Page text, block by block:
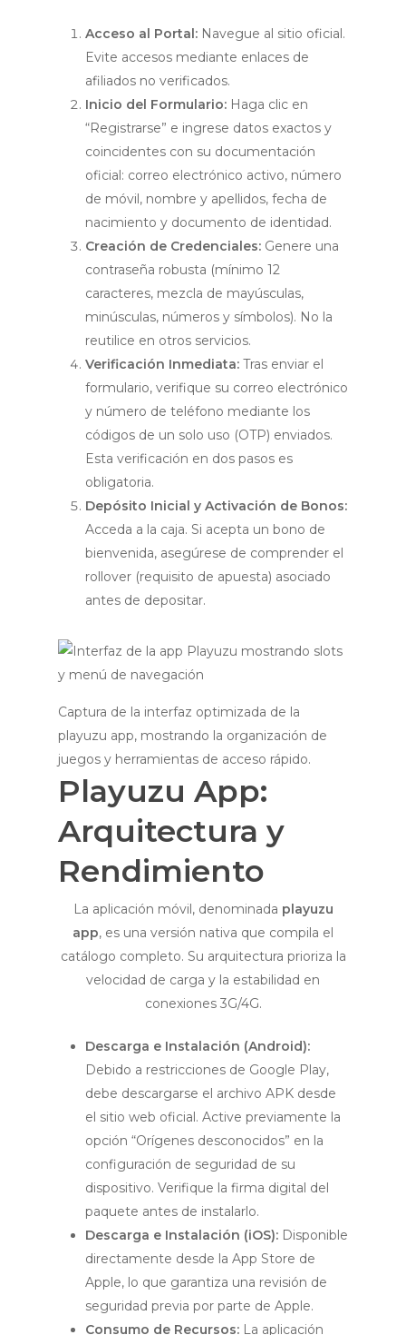
Acceso al Portal: Navegue al sitio oficial.
Evite accesos mediante enlaces de
afiliados no verificados.
Inicio del Formulario: Haga clic en
“Registrarse” e ingrese datos exactos y
coincidentes con su documentación
oficial: correo electrónico activo, número
de móvil, nombre y apellidos, fecha de
nacimiento y documento de identidad.
Creación de Credenciales: Genere una
contraseña robusta (mínimo 12
caracteres, mezcla de mayúsculas,
minúsculas, números y símbolos). No la
reutilice en otros servicios.
Verificación Inmediata: Tras enviar el
formulario, verifique su correo electrónico
y número de teléfono mediante los
códigos de un solo uso (OTP) enviados.
Esta verificación en dos pasos es
obligatoria.
Depósito Inicial y Activación de Bonos:
Acceda a la caja. Si acepta un bono de
bienvenida, asegúrese de comprender el
rollover (requisito de apuesta) asociado
antes de depositar.
Captura de la interfaz optimizada de la
playuzu app, mostrando la organización de
juegos y herramientas de acceso rápido.
Playuzu App:
Arquitectura y
Rendimiento
La aplicación móvil, denominada playuzu
app, es una versión nativa que compila el
catálogo completo. Su arquitectura prioriza la
velocidad de carga y la estabilidad en
conexiones 3G/4G.
Descarga e Instalación (Android):
Debido a restricciones de Google Play,
debe descargarse el archivo APK desde
el sitio web oficial. Active previamente la
opción “Orígenes desconocidos” en la
configuración de seguridad de su
dispositivo. Verifique la firma digital del
paquete antes de instalarlo.
Descarga e Instalación (iOS): Disponible
directamente desde la App Store de
Apple, lo que garantiza una revisión de
seguridad previa por parte de Apple.
Consumo de Recursos: La aplicación